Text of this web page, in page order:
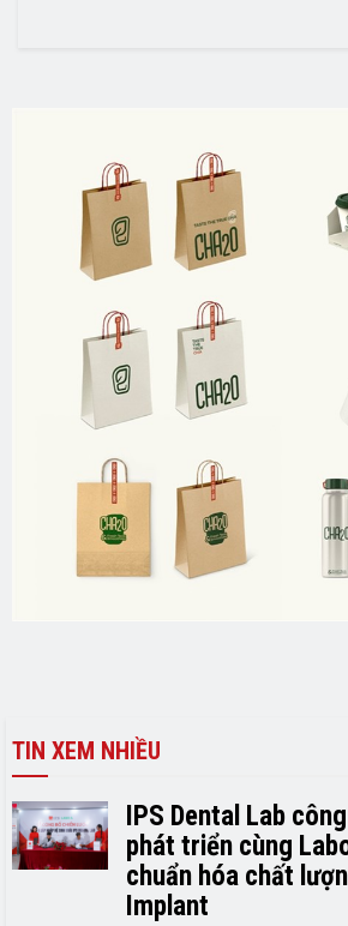
TIN XEM NHIỀU
IPS Dental Lab
phát triển cùng
chuẩn hóa chất
Implant